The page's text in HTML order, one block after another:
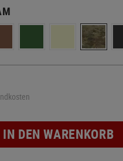
IN DEN WARENKORB